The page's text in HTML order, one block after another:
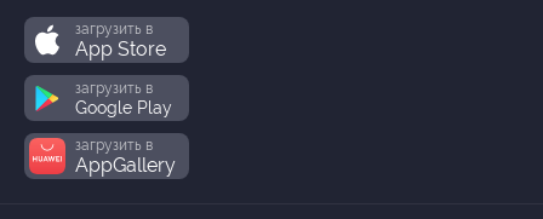
загрузить в
App Store
загрузить в
Google Play
загрузить в
AppGallery